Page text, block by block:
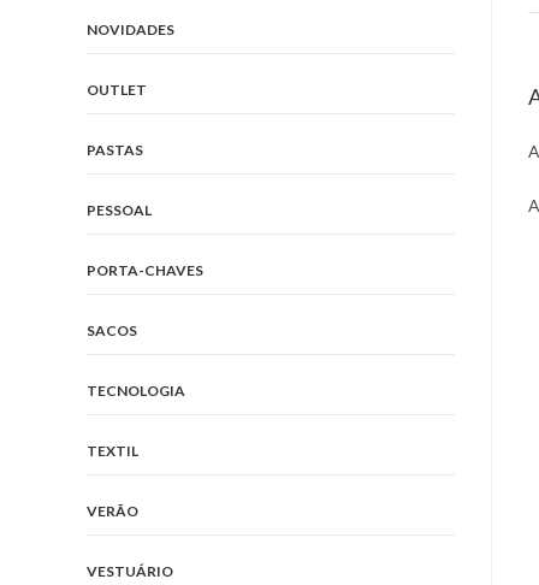
NOVIDADES
OUTLET
PASTAS
PESSOAL
PORTA-CHAVES
SACOS
TECNOLOGIA
TEXTIL
VERÃO
VESTUÁRIO